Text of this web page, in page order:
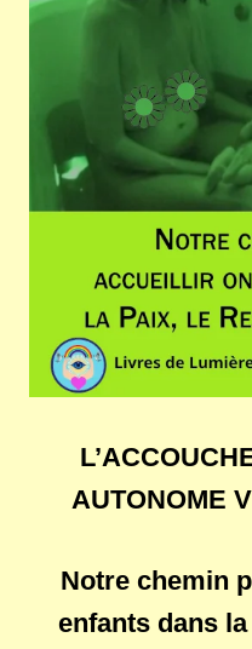
AUTONOME
Notre chemin
enfants dans